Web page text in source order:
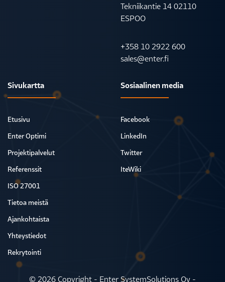
Tekniikantie 14 02110
ESPOO
+358 10 2922 600
sales@enter.fi
Sivukartta
Etusivu
Enter Optimi
Projektipalvelut
Referenssit
ISO 27001
Tietoa meistä
Ajankohtaista
Yhteystiedot
Rekrytointi
Sosiaalinen media
Facebook
LinkedIn
Twitter
IteWiki
© 2026 Copyright - Enter SystemSolutions Oy -